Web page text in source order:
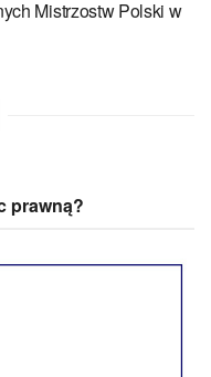
Mistrzostw Polski w
prawną?